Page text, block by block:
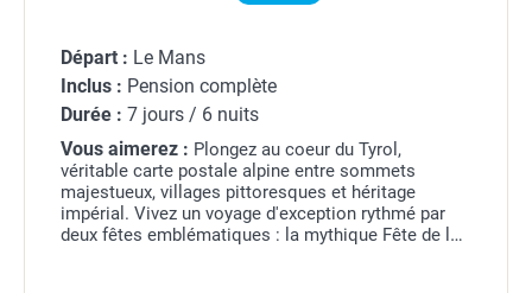
Départ : Le Mans
Inclus : Pension complète
Durée : 7 jours / 6 nuits
Vous aimerez : Plongez au coeur du Tyrol,
véritable carte postale alpine entre sommets
majestueux, villages pittoresques et héritage
impérial. Vivez un voyage d'exception rythmé par
deux fêtes emblématiques : la mythique Fête de la